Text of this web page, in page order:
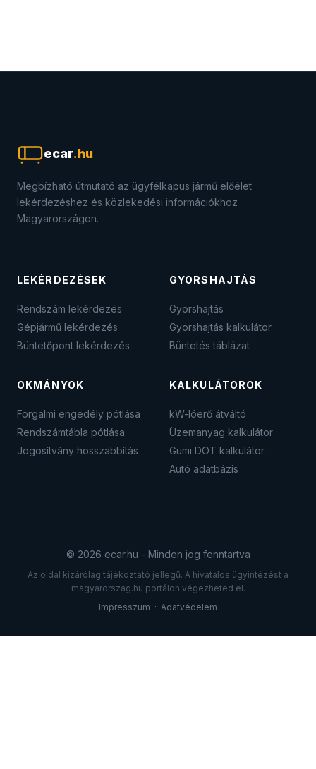
ecar.hu
Megbízható útmutató az ügyfélkapus jármű előélet
lekérdezéshez és közlekedési információkhoz
Magyarországon.
LEKÉRDEZÉSEK
Rendszám lekérdezés
Gépjármű lekérdezés
Büntetőpont lekérdezés
GYORSHAJTÁS
Gyorshajtás
Gyorshajtás kalkulátor
Büntetés táblázat
OKMÁNYOK
Forgalmi engedély pótlása
Rendszámtábla pótlása
Jogosítvány hosszabbítás
KALKULÁTOROK
kW-lóerő átváltó
Üzemanyag kalkulátor
Gumi DOT kalkulátor
Autó adatbázis
© 2026 ecar.hu - Minden jog fenntartva
Az oldal kizárólag tájékoztató jellegű. A hivatalos ügyintézést a
magyarorszag.hu portálon végezheted el.
Impresszum · Adatvédelem